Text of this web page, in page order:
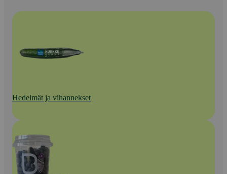
Hedelmät ja vihannekset